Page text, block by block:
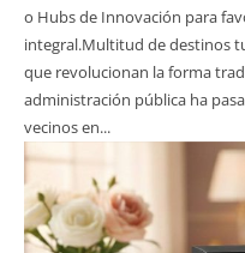
o Hubs de Innovación para
integral.Multitud de destinos
que revolucionan la forma
administración pública ha
vecinos en...